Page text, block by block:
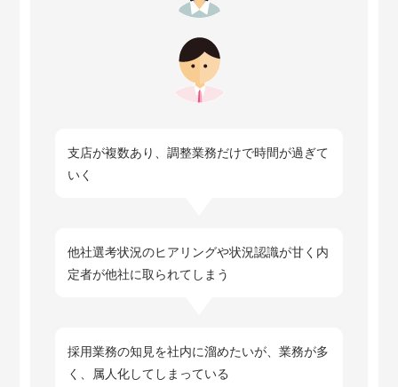
支店が複数あり、調整業務だけで時間が過ぎて
いく
他社選考状況のヒアリングや状況認識が甘く内
定者が他社に取られてしまう
採用業務の知見を社内に溜めたいが、業務が多
く、属人化してしまっている